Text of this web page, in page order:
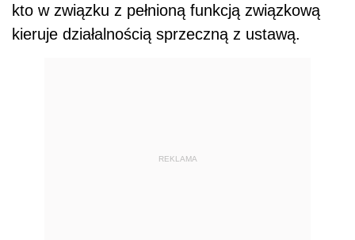
kto w związku z pełnioną funkcją związkową
kieruje działalnością sprzeczną z ustawą.
REKLAMA